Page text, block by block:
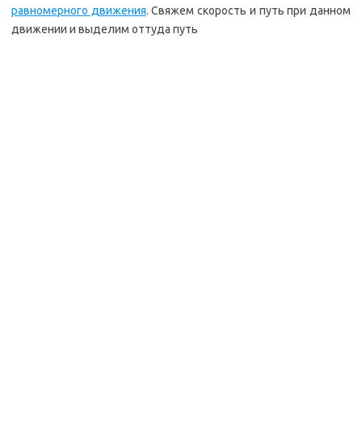
равномерного движения. Свяжем скорость и путь при данном
движении и выделим оттуда путь